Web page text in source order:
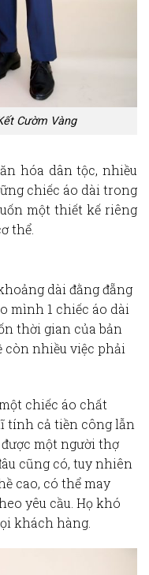
Cườm Vàng
hóa dân tộc, nhiều
chiếc áo dài trong
một thiết kế riêng
thể.
dài đằng đẵng
mình 1 chiếc áo dài
thời gian của bản
nhiều việc phải
chiếc áo chất
tính cả tiền công lẫn
một người thợ
cũng có, tuy nhiên
cao, có thể may
yêu cầu. Họ khó
khách hàng.